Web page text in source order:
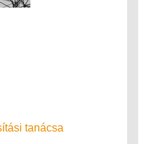
tanácsa